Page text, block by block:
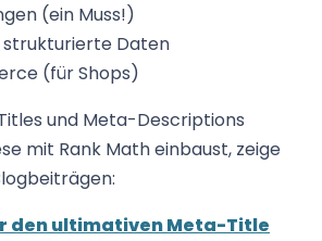
(ein Muss!)
strukturierte Daten
(für Shops)
und Meta-Descriptions
mit Rank Math einbaust, zeige
den ultimativen Meta-Title